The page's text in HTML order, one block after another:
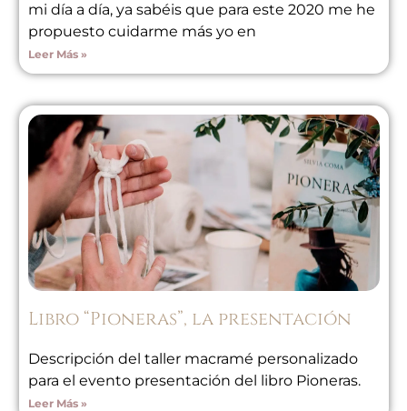
mi día a día, ya sabéis que para este 2020 me he
propuesto cuidarme más yo en
Leer Más »
Libro “Pioneras”, la presentación
Descripción del taller macramé personalizado
para el evento presentación del libro Pioneras.
Leer Más »